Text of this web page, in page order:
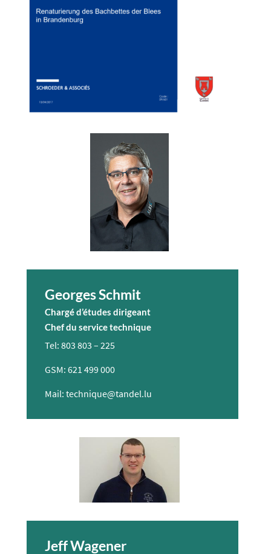
Georges Schmit
Chargé d’études dirigeant
Chef du service technique
Tel: 803 803 – 225
GSM: 621 499 000
Mail: technique@tandel.lu
Jeff Wagener